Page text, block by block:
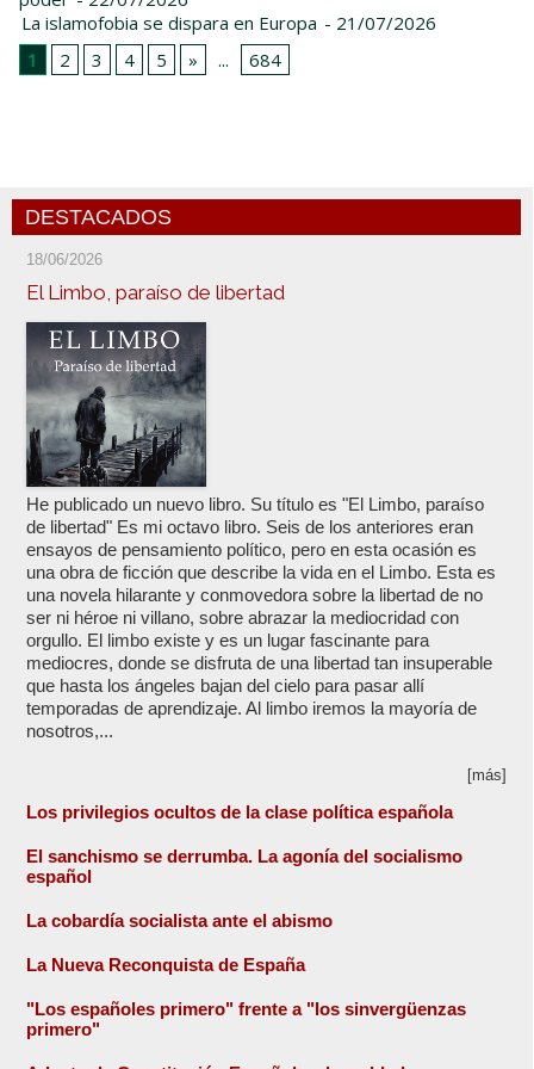
La islamofobia se dispara en Europa - 21/07/2026
1
2 3 4 5 » ... 684
DESTACADOS
18/06/2026
El Limbo, paraíso de libertad
He publicado un nuevo libro. Su título es "El Limbo, paraíso
de libertad" Es mi octavo libro. Seis de los anteriores eran
ensayos de pensamiento político, pero en esta ocasión es
una obra de ficción que describe la vida en el Limbo. Esta es
una novela hilarante y conmovedora sobre la libertad de no
ser ni héroe ni villano, sobre abrazar la mediocridad con
orgullo. El limbo existe y es un lugar fascinante para
mediocres, donde se disfruta de una libertad tan insuperable
que hasta los ángeles bajan del cielo para pasar allí
temporadas de aprendizaje. Al limbo iremos la mayoría de
nosotros,...
[más]
Los privilegios ocultos de la clase política española
El sanchismo se derrumba. La agonía del socialismo
español
La cobardía socialista ante el abismo
La Nueva Reconquista de España
"Los españoles primero" frente a "los sinvergüenzas
primero"